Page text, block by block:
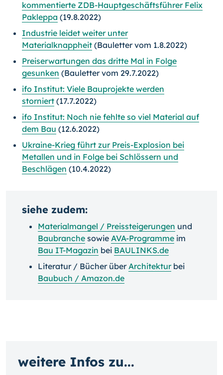
kommentierte ZDB-Hauptgeschäftsführer Felix
Pakleppa (19.8.2022)
Industrie leidet weiter unter
Materialknappheit (Bauletter vom 1.8.2022)
Preiserwartungen das dritte Mal in Folge
gesunken (Bauletter vom 29.7.2022)
ifo Institut: Viele Bauprojekte werden
storniert (17.7.2022)
ifo Institut: Noch nie fehlte so viel Material auf
dem Bau (12.6.2022)
Ukraine-Krieg führt zur Preis-Explosion bei
Metallen und in Folge bei Schlössern und
Beschlägen (10.4.2022)
siehe zudem:
Materialmangel / Preissteigerungen und
Baubranche sowie AVA-Programme im
Bau IT-Magazin bei BAULINKS.de
Literatur / Bücher überArchitekturbei
Baubuch / Amazon.de
weitere Infos zu...